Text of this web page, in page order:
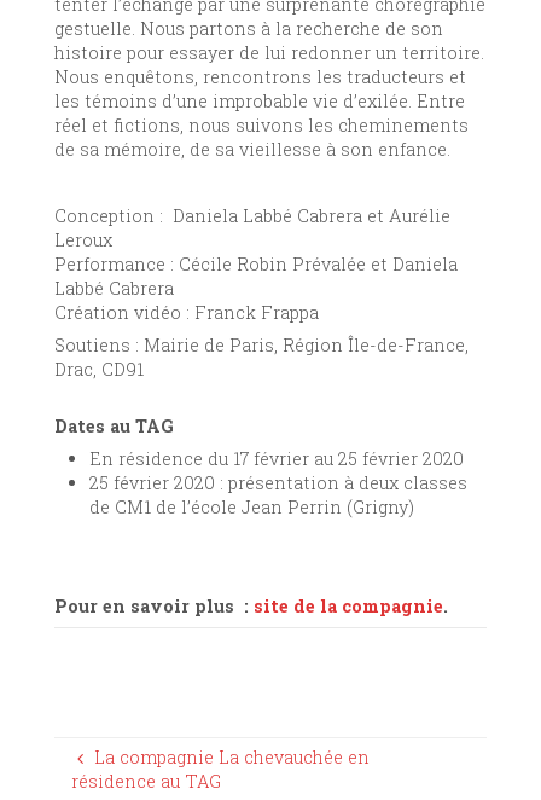
tenter l’échange par une surprenante chorégraphie
gestuelle. Nous partons à la recherche de son
histoire pour essayer de lui redonner un territoire.
Nous enquêtons, rencontrons les traducteurs et
les témoins d’une improbable vie d’exilée. Entre
réel et fictions, nous suivons les cheminements
de sa mémoire, de sa vieillesse à son enfance.
Conception : Daniela Labbé Cabrera et Aurélie
Leroux
Performance : Cécile Robin Prévalée et Daniela
Labbé Cabrera
Création vidéo : Franck Frappa
Soutiens : Mairie de Paris, Région Île-de-France,
Drac, CD91
Dates au TAG
En résidence du 17 février au 25 février 2020
25 février 2020 : présentation à deux classes
de CM1 de l’école Jean Perrin (Grigny)
Pour en savoir plus : site de la compagnie.
La compagnie La chevauchée en
résidence au TAG